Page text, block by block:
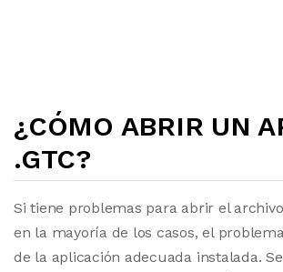
¿CÓMO ABRIR UN
.GTC?
Si tiene problemas para abrir el
en la mayoría de los casos, el
de la aplicación adecuada instalada.